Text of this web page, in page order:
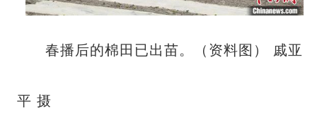
春播后的棉田已出苗。（资料图） 戚亚
平 摄